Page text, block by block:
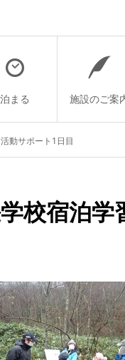
泊まる 施設のご案
動サポート1日目
校宿泊学